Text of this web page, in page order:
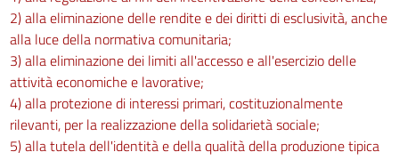
2) alla eliminazione delle rendite e dei diritti di esclusività, anche
alla luce della normativa comunitaria;
3) alla eliminazione dei limiti all'accesso e all'esercizio delle
attività economiche e lavorative;
4) alla protezione di interessi primari, costituzionalmente
rilevanti, per la realizzazione della solidarietà sociale;
5) alla tutela dell'identità e della qualità della produzione tipica